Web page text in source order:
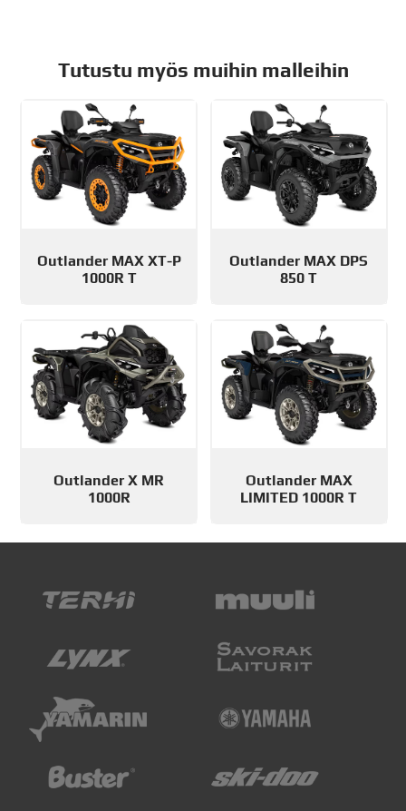
Tutustu myös muihin malleihin
Outlander MAX XT-P
1000R T
Outlander MAX DPS
850 T
Outlander X MR
1000R
Outlander MAX
LIMITED 1000R T